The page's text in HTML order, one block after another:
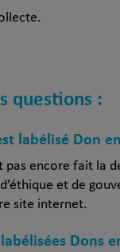
questions :
labélisé Don
pas encore fait
et de
site internet.
Dons